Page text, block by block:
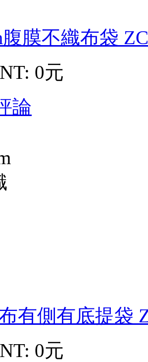
膜不織布袋
NT: 0元
論
有側有底提袋
NT: 0元